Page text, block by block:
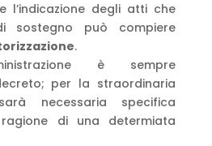
l’indicazione degli atti che
sostegno può compiere
.
è sempre
per la straordinaria
necessaria specifica
ragione di una determiata